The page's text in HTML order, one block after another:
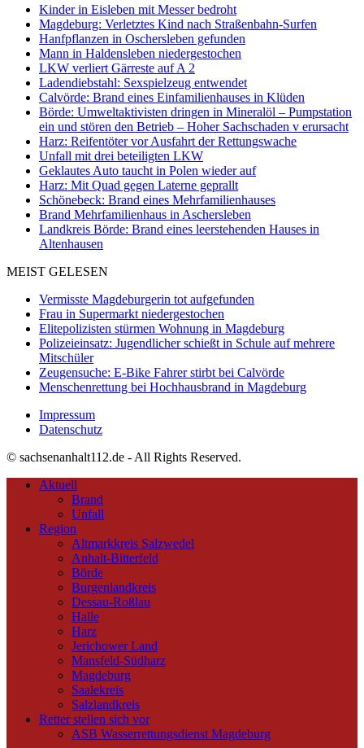
Kinder in Eisleben mit Messer bedroht
Magdeburg: Verletztes Kind nach Straßenbahn-Surfen
Hanfpflanzen in Oschersleben gefunden
Mann in Haldensleben niedergestochen
LKW verliert Gärreste auf A 2
Ladendiebstahl: Sexspielzeug entwendet
Calvörde: Brand eines Einfamilienhauses in Klüden
Börde: Umweltaktivisten dringen in Mineralöl – Pumpstation
ein und stören den Betrieb – Hoher Sachschaden v erursacht
Harz: Reifentöter vor Ausfahrt der Rettungswache
Unfall mit drei beteiligten LKW
Geklautes Auto taucht in Polen wieder auf
Harz: Mit Quad gegen Laterne geprallt
Schönebeck: Brand eines Mehrfamilienhauses
Brand Mehrfamilienhaus in Aschersleben
Landkreis Börde: Brand eines leerstehenden Hauses in
Altenhausen
MEIST GELESEN
Vermisste Magdeburgerin tot aufgefunden
Frau in Supermarkt niedergestochen
Elitepolizisten stürmen Wohnung in Magdeburg
Polizeieinsatz: Jugendlicher schießt in Schule auf mehrere
Mitschüler
Zeugensuche: E-Bike Fahrer stirbt bei Calvörde
Menschenrettung bei Hochhausbrand in Magdeburg
Impressum
Datenschutz
© sachsenanhalt112.de - All Rights Reserved.
Aktuell
Brand
Unfall
Region
Altmarkkreis Salzwedel
Anhalt-Bitterfeld
Börde
Burgenlandkreis
Dessau-Roßlau
Halle
Harz
Jerichower Land
Mansfeld-Südharz
Magdeburg
Saalekreis
Salzlandkreis
Retter stellen sich vor
ASB Wasserrettungsdienst Magdeburg